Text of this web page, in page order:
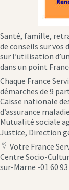
Santé, famille,
de conseils sur vos
sur l’utilisation
dans un point
Chaque France
démarches de 9
Caisse nationale
d’assurance
Mutualité sociale
Justice, Direction
location
icon
Votre France
Centre Socio-
sur-Marne -01 60 93